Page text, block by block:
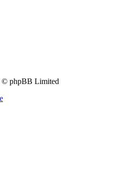
© phpBB Limited